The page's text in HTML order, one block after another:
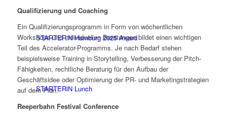
STARTERiN Hamburg 2025 Award
STARTERiN Lunch
Qualifizierung und Coaching
Ein Qualifizierungsprogramm in Form von wöchentlichen
Workshops und individuellen Beratungen bildet einen wichtigen
Teil des Accelerator-Programms. Je nach Bedarf stehen
beispielsweise Training in Storytelling, Verbesserung der Pitch-
Fähigkeiten, rechtliche Beratung für den Aufbau der
Geschäftsidee oder Optimierung der PR- und Marketingstrategien
auf dem Plan.
Reeperbahn Festival Conference